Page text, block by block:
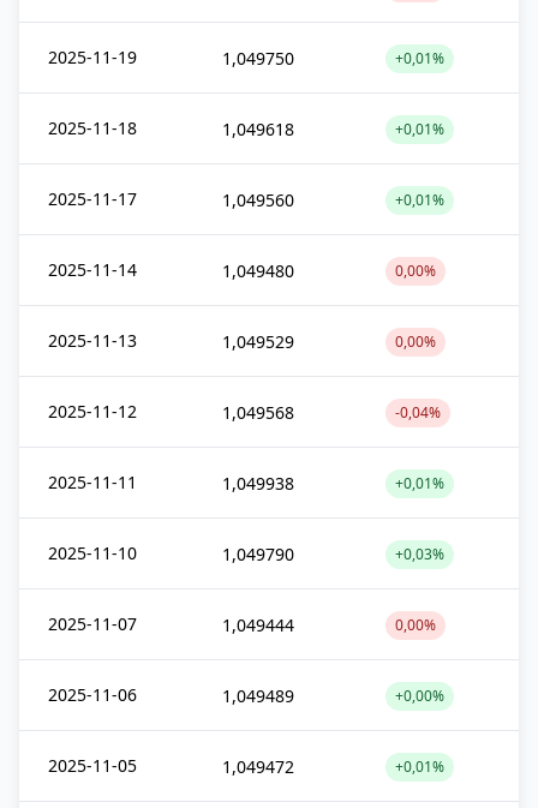
2025-11-19 1,049750 +0,01%
2025-11-18 1,049618 +0,01%
2025-11-17 1,049560 +0,01%
2025-11-14 1,049480 0,00%
2025-11-13 1,049529 0,00%
2025-11-12 1,049568 -0,04%
2025-11-11 1,049938 +0,01%
2025-11-10 1,049790 +0,03%
2025-11-07 1,049444 0,00%
2025-11-06 1,049489 +0,00%
2025-11-05 1,049472 +0,01%